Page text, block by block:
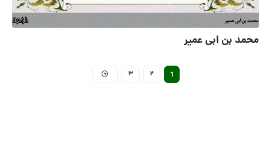
محمد بن ابى ‏عمیر
1
2
3